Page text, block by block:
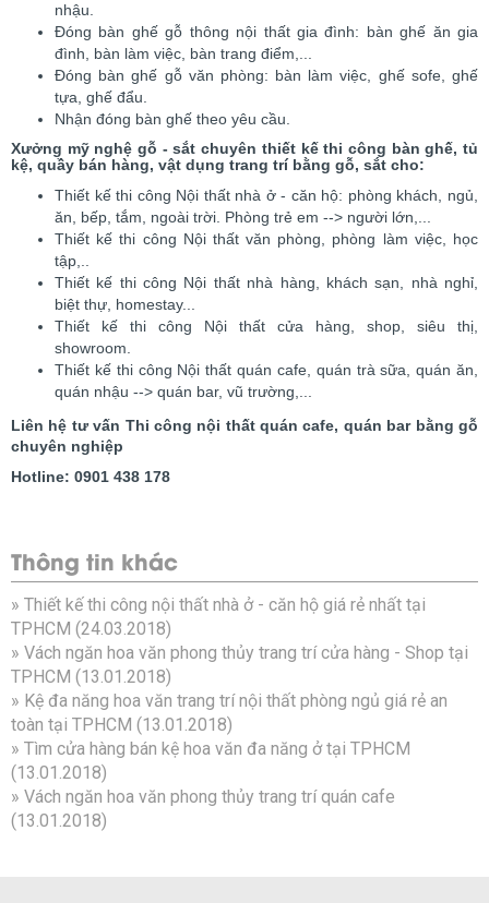
nhậu.
Đóng bàn ghế gỗ thông nội thất gia đình: bàn ghế ăn gia
đình, bàn làm việc, bàn trang điểm,...
Đóng bàn ghế gỗ văn phòng: bàn làm việc, ghế sofe, ghế
tựa, ghế đẩu.
Nhận đóng bàn ghế theo yêu cầu.
Xưởng mỹ nghệ gỗ - sắt chuyên thiết kế thi công bàn ghế, tủ
kệ, quầy bán hàng, vật dụng trang trí bằng gỗ, sắt cho:
Thiết kế thi công Nội thất nhà ở - căn hộ: phòng khách, ngủ,
ăn, bếp, tắm, ngoài trời. Phòng trẻ em --> người lớn,...
Thiết kế thi công Nội thất văn phòng, phòng làm việc, học
tập,..
Thiết kế thi công Nội thất nhà hàng, khách sạn, nhà nghỉ,
biệt thự, homestay...
Thiết kế thi công Nội thất cửa hàng, shop, siêu thị,
showroom.
Thiết kế thi công Nội thất quán cafe, quán trà sữa, quán ăn,
quán nhậu --> quán bar, vũ trường,...
Liên hệ tư vấn Thi công nội thất quán cafe, quán bar bằng gỗ
chuyên nghiệp
Hotline: 0901 438 178
Thông tin khác
» Thiết kế thi công nội thất nhà ở - căn hộ giá rẻ nhất tại
TPHCM (24.03.2018)
» Vách ngăn hoa văn phong thủy trang trí cửa hàng - Shop tại
TPHCM (13.01.2018)
» Kệ đa năng hoa văn trang trí nội thất phòng ngủ giá rẻ an
toàn tại TPHCM (13.01.2018)
» Tìm cửa hàng bán kệ hoa văn đa năng ở tại TPHCM
(13.01.2018)
» Vách ngăn hoa văn phong thủy trang trí quán cafe
(13.01.2018)